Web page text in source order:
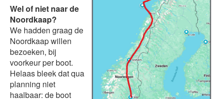
Wel of niet naar de
Noordkaap?
We hadden graag de
Noordkaap willen
bezoeken, bij
voorkeur per boot.
Helaas bleek dat qua
planning niet
haalbaar: de boot